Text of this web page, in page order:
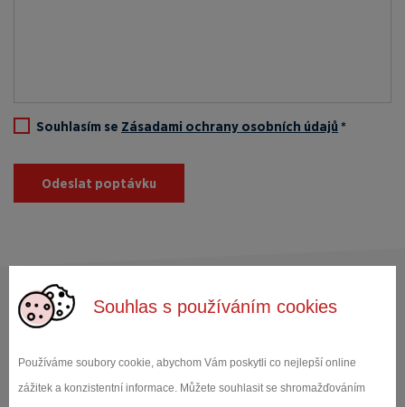
Souhlas s používáním cookies
Používáme soubory cookie, abychom Vám poskytli co nejlepší online
zážitek a konzistentní informace. Můžete souhlasit se shromažďováním
Souhlasím se Zásadami ochrany osobních údajů *
Odeslat poptávku
Mohlo by Vás zajímat